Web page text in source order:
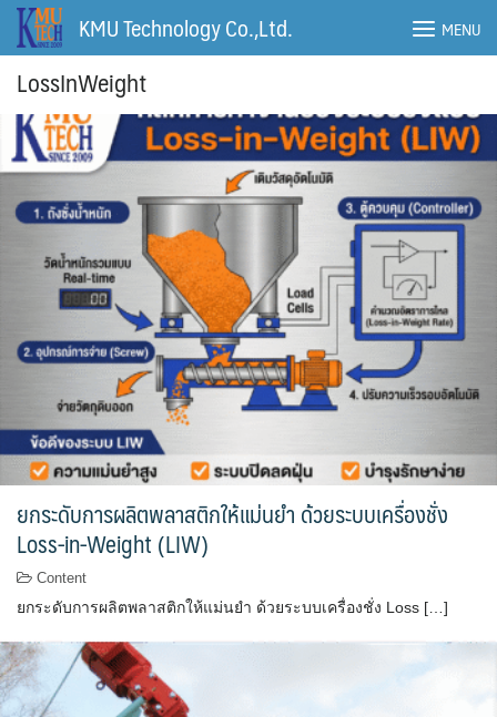
Skip
KMU Technology Co.,Ltd. MENU
LossInWeight
ยกระดับการผลิตพลาสติกให้แม่นยำ ด้วยระบบเครื่องชั่ง
Loss-in-Weight (LIW)
Content
ยกระดับการผลิตพลาสติกให้แม่นยำ ด้วยระบบเครื่องชั่ง Loss […]